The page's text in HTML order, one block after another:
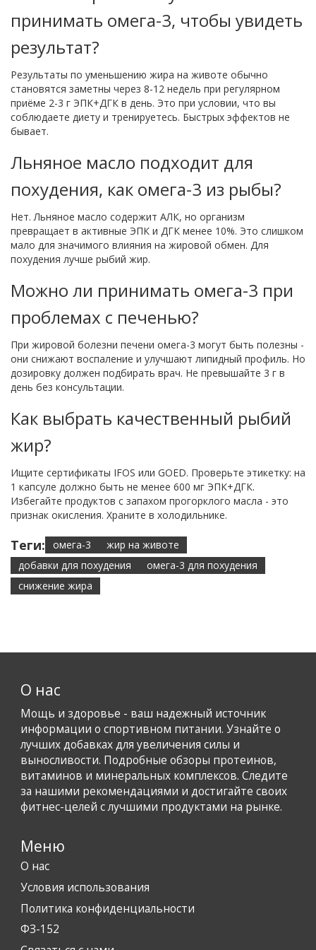
принимать омега-3, чтобы увидеть
результат?
Результаты по уменьшению жира на животе обычно
становятся заметны через 8-12 недель при регулярном
приёме 2-3 г ЭПК+ДГК в день. Это при условии, что вы
соблюдаете диету и тренируетесь. Быстрых эффектов не
бывает.
Льняное масло подходит для
похудения, как омега-3 из рыбы?
Нет. Льняное масло содержит АЛК, но организм
превращает в активные ЭПК и ДГК менее 10%. Это слишком
мало для значимого влияния на жировой обмен. Для
похудения лучше рыбий жир.
Можно ли принимать омега-3 при
проблемах с печенью?
При жировой болезни печени омега-3 могут быть полезны -
они снижают воспаление и улучшают липидный профиль. Но
дозировку должен подбирать врач. Не превышайте 3 г в
день без консультации.
Как выбрать качественный рыбий
жир?
Ищите сертификаты IFOS или GOED. Проверьте этикетку: на
1 капсуле должно быть не менее 600 мг ЭПК+ДГК.
Избегайте продуктов с запахом прогорклого масла - это
признак окисления. Храните в холодильнике.
Теги: омега-3
жир на животе
добавки для похудения
омега-3 для похудения
снижение жира
О нас
Мощь и здоровье - ваш надежный источник
информации о спортивном питании. Узнайте о
лучших добавках для увеличения силы и
выносливости. Подробные обзоры протеинов,
витаминов и минеральных комплексов. Следите
за нашими рекомендациями и достигайте своих
фитнес-целей с лучшими продуктами на рынке.
Меню
О нас
Условия использования
Политика конфиденциальности
ФЗ-152